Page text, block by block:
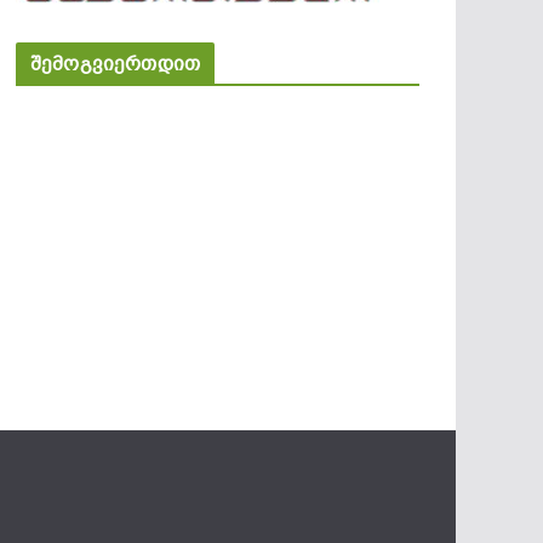
შემოგვიერთდით